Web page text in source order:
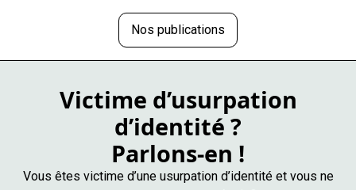
Nos publications
Victime d’usurpation
d’identité ?
Parlons-en !
Vous êtes victime d’une usurpation d’identité et vous ne